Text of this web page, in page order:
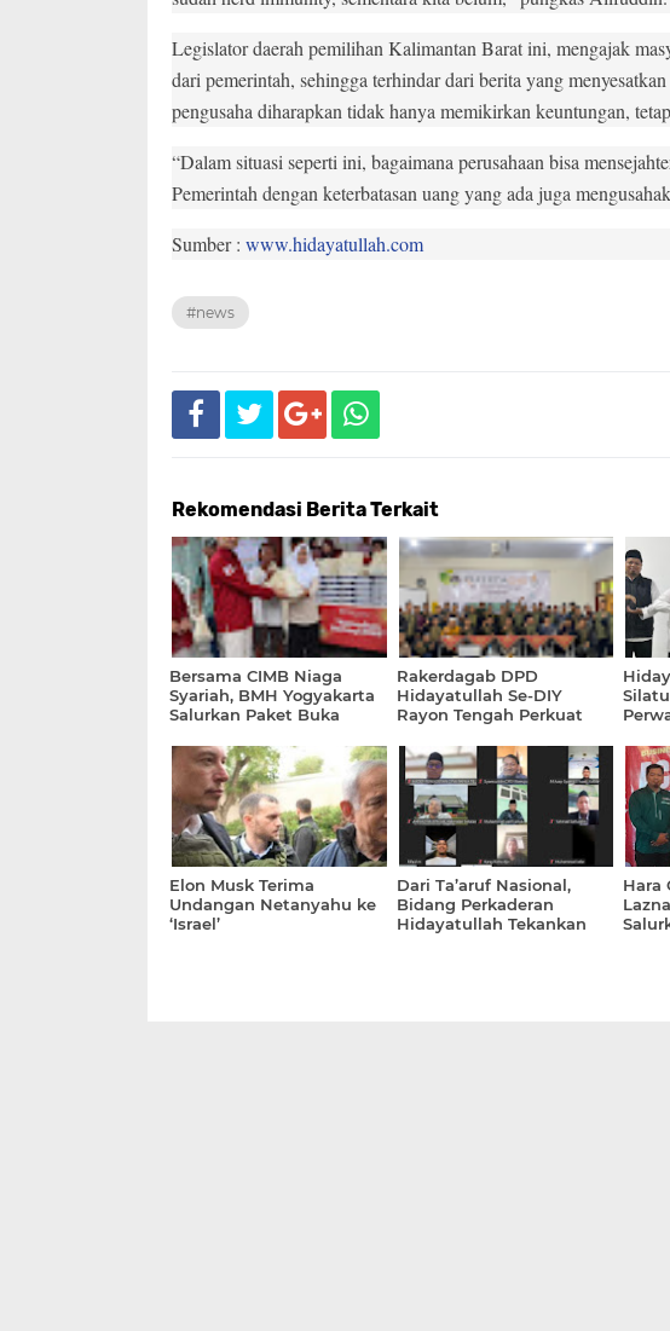
Legislator daerah pemilihan Kalimantan Barat ini, mengajak
dari pemerintah, sehingga terhindar dari berita yang
pengusaha diharapkan tidak hanya memikirkan keuntungan,
“Dalam situasi seperti ini, bagaimana perusahaan bisa
Pemerintah dengan keterbatasan uang yang ada juga
Sumber : www.hidayatullah.com
#news
Rekomendasi Berita Terkait
Bersama CIMB Niaga
Syariah, BMH Yogyakarta
Salurkan Paket Buka
Dhuafa
Rakerdagab DPD
Hidayatullah Se-DIY
Rayon Tengah Perkuat
Transformasi Organisasi
Elon Musk Terima
Undangan Netanyahu ke
‘Israel’
Dari Ta’aruf Nasional,
Bidang Perkaderan
Hidayatullah Tekankan
Hara